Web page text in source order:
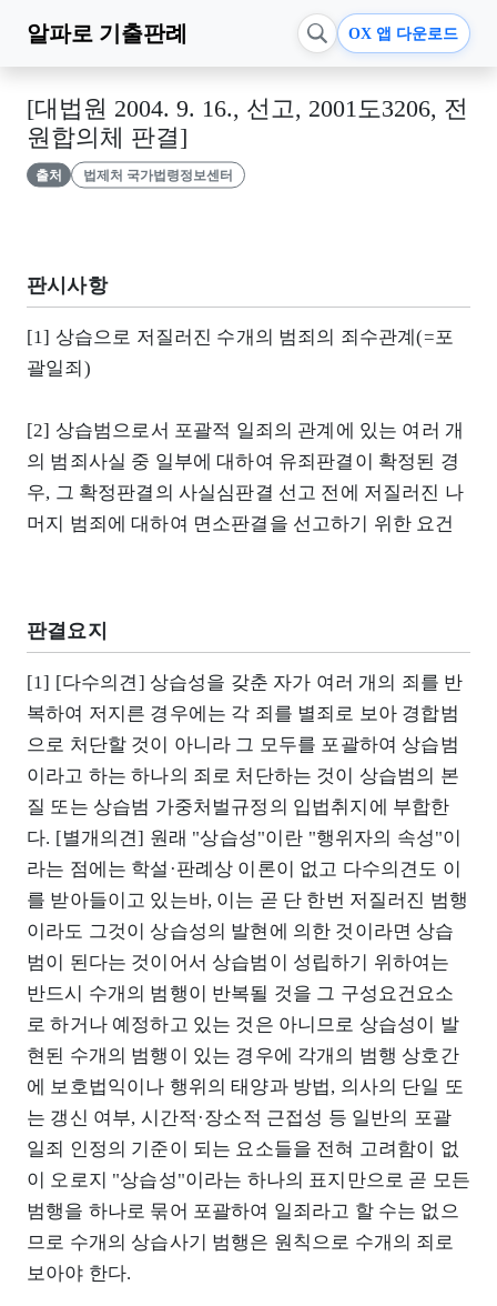
알파로 기출판례 OX 앱 다운로드
[대법원 2004. 9. 16., 선고, 2001도3206, 전
원합의체 판결]
출처 법제처 국가법령정보센터
판시사항
[1] 상습으로 저질러진 수개의 범죄의 죄수관계(=포
괄일죄)
[2] 상습범으로서 포괄적 일죄의 관계에 있는 여러 개
의 범죄사실 중 일부에 대하여 유죄판결이 확정된 경
우, 그 확정판결의 사실심판결 선고 전에 저질러진 나
머지 범죄에 대하여 면소판결을 선고하기 위한 요건
판결요지
[1] [다수의견] 상습성을 갖춘 자가 여러 개의 죄를 반
복하여 저지른 경우에는 각 죄를 별죄로 보아 경합범
으로 처단할 것이 아니라 그 모두를 포괄하여 상습범
이라고 하는 하나의 죄로 처단하는 것이 상습범의 본
질 또는 상습범 가중처벌규정의 입법취지에 부합한
다. [별개의견] 원래 "상습성"이란 "행위자의 속성"이
라는 점에는 학설·판례상 이론이 없고 다수의견도 이
를 받아들이고 있는바, 이는 곧 단 한번 저질러진 범행
이라도 그것이 상습성의 발현에 의한 것이라면 상습
범이 된다는 것이어서 상습범이 성립하기 위하여는
반드시 수개의 범행이 반복될 것을 그 구성요건요소
로 하거나 예정하고 있는 것은 아니므로 상습성이 발
현된 수개의 범행이 있는 경우에 각개의 범행 상호간
에 보호법익이나 행위의 태양과 방법, 의사의 단일 또
는 갱신 여부, 시간적·장소적 근접성 등 일반의 포괄
일죄 인정의 기준이 되는 요소들을 전혀 고려함이 없
이 오로지 "상습성"이라는 하나의 표지만으로 곧 모든
범행을 하나로 묶어 포괄하여 일죄라고 할 수는 없으
므로 수개의 상습사기 범행은 원칙으로 수개의 죄로
보아야 한다.